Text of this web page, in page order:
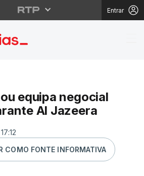
Entrar
enviou
equipa negocial
Al Jazeera
COMO FONTE INFORMATIVA